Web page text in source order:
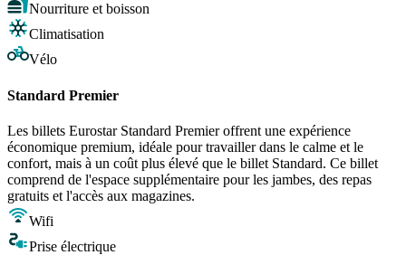
Nourriture et boisson
Climatisation
Vélo
Standard Premier
Les billets Eurostar Standard Premier offrent une expérience
économique premium, idéale pour travailler dans le calme et le
confort, mais à un coût plus élevé que le billet Standard. Ce billet
comprend de l'espace supplémentaire pour les jambes, des repas
gratuits et l'accès aux magazines.
Wifi
Prise électrique